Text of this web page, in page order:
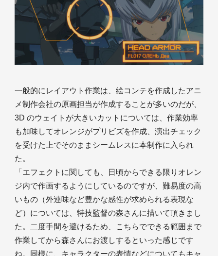
一般的にレイアウト作業は、絵コンテを作成したアニ
メ制作会社の原画担当が作成することが多いのだが、
3D のウェイトが大きいカットについては、作業効率
も加味してオレンジがプリビズを作成、演出チェック
を受けた上でそのままシームレスに本制作に入られ
た。
「エフェクトに関しても、日頃からできる限りオレン
ジ内で作画するようにしているのですが、難易度の高
いもの（外連味など豊かな感性が求められる表現な
ど）については、特技監督の森さんに描いて頂きまし
た。二度手間を避けるため、こちらでできる範囲まで
作業してから森さんにお渡しするといった感じです
ね。同様に、キャラクターの表情などについてもキャ